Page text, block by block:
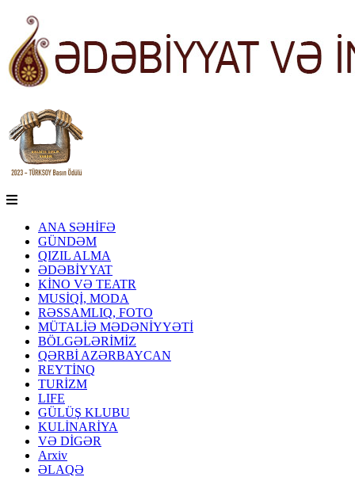
ANA SƏHİFƏ
GÜNDƏM
QIZIL ALMA
ƏDƏBİYYAT
KİNO VƏ TEATR
MUSİQİ, MODA
RƏSSAMLIQ, FOTO
MÜTALİƏ MƏDƏNİYYƏTİ
BÖLGƏLƏRİMİZ
QƏRBİ AZƏRBAYCAN
REYTİNQ
TURİZM
LIFE
GÜLÜŞ KLUBU
KULİNARİYA
VƏ DİGƏR
Arxiv
ƏLAQƏ